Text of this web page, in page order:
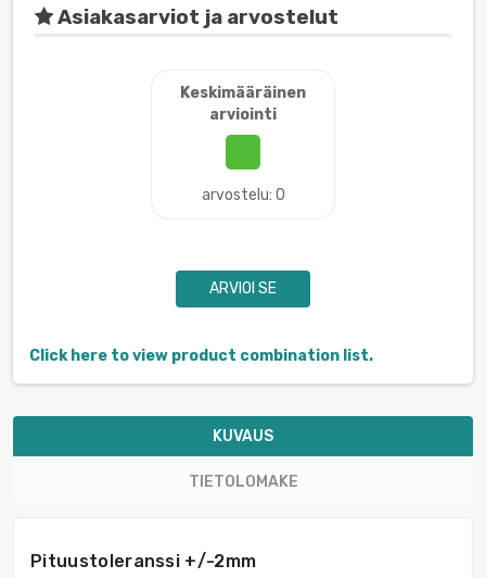
Asiakasarviot ja arvostelut
Keskimääräinen
arviointi
arvostelu: 0
ARVIOI SE
Click here to view product combination list.
KUVAUS
TIETOLOMAKE
Pituustoleranssi +/-2mm